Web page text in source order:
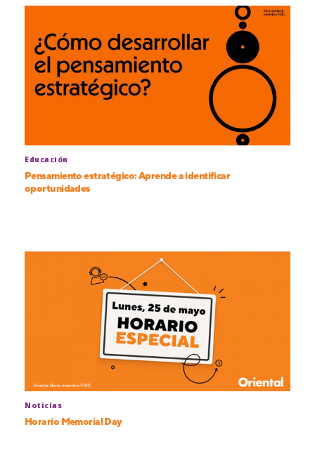
Educación
Pensamiento estratégico: Aprende a identificar
oportunidades
Noticias
Horario Memorial Day